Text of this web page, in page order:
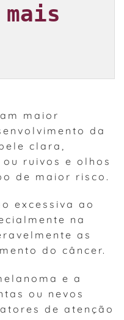
maior
da
clara,
ruivos e olhos
de maior risco.
excessiva ao
na
as
do câncer.
e a
ou nevos
de atenção